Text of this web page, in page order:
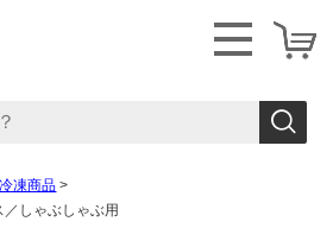
冷凍商品
しゃぶしゃぶ用